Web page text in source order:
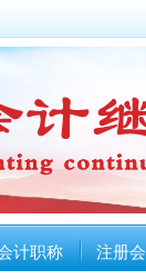
计职称 注册